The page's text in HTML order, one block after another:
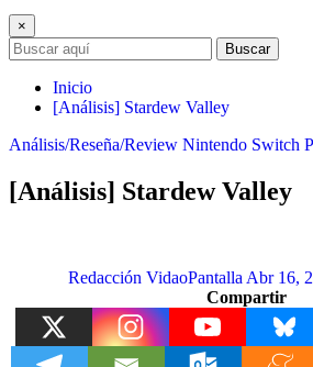
×
Buscar
Inicio
[Análisis] Stardew Valley
Análisis/Reseña/Review Nintendo Switch
[Análisis] Stardew Valley
Redacción VidaoPantalla Abr 16,
Compartir